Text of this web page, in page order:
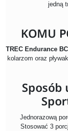
jedną
KOMU
TREC Endurance
kolarzom oraz
Sposób
Jednorazową
Stosować 3